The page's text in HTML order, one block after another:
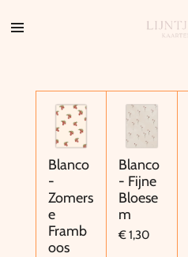
direct
Blanco
-
Zomers
e
Framb
oos
Blanco
- Fijne
Bloese
m
€ 1,30